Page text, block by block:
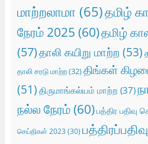
மாற்றலாமா (65)தமிழ்
நேரம் 2025 (60)தமிழ்
(57)தாலி கயிறு மாற்ற (53)
தாலி சரடு மாற்ற(32)திங்கள்
(51) திருமாங்கல்யம் மாற்ற (37)
நல்ல நேரம்(60)பத்திர பதிவு
செய்திகள் 2023 (30)